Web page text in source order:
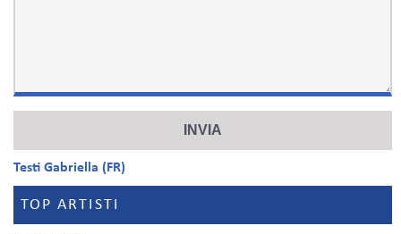
Testi Gabriella (FR)
TOP ARTISTI